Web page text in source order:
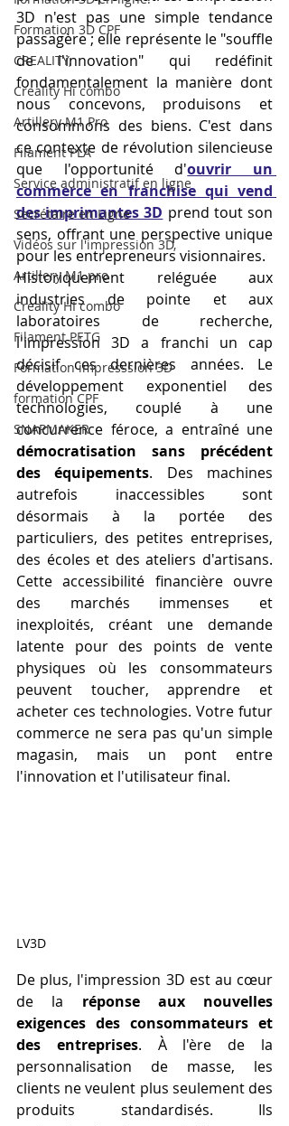
Formation 3D CPF
CREALITY,
Creality Hi combo
Artillery M1 Pro
Filament PLA
Service administratif en ligne
Secrétaire en Ligne
Vidéos sur l'impression 3D,
Artillery M1 pro
Creality HI combo
Filament PETG
Formation impresssion 3D
formation CPF
SNAPMAKER
3D n'est pas une simple tendance
passagère ; elle représente le "souffle
de l'innovation" qui redéfinit
fondamentalement la manière dont
nous concevons, produisons et
consommons des biens. C'est dans
ce contexte de révolution silencieuse
que l'opportunité d'ouvrir un
commerce en franchise qui vend
des imprimantes 3D prend tout son
sens, offrant une perspective unique
pour les entrepreneurs visionnaires.
Historiquement reléguée aux
industries de pointe et aux
laboratoires de recherche,
l'impression 3D a franchi un cap
décisif ces dernières années. Le
développement exponentiel des
technologies, couplé à une
démocratisation sans précédent
des équipements. Des machines
autrefois inaccessibles sont
désormais à la portée des
particuliers, des petites entreprises,
des écoles et des ateliers d'artisans.
Cette accessibilité financière ouvre
des marchés immenses et
inexploités, créant une demande
latente pour des points de vente
physiques où les consommateurs
peuvent toucher, apprendre et
acheter ces technologies. Votre futur
commerce ne sera pas qu'un simple
magasin, mais un pont entre
l'innovation et l'utilisateur final.
LV3D
De plus, l'impression 3D est au cœur
de la réponse aux nouvelles
exigences des consommateurs et
des entreprises. À l'ère de la
personnalisation de masse, les
clients ne veulent plus seulement des
produits standardisés. Ils